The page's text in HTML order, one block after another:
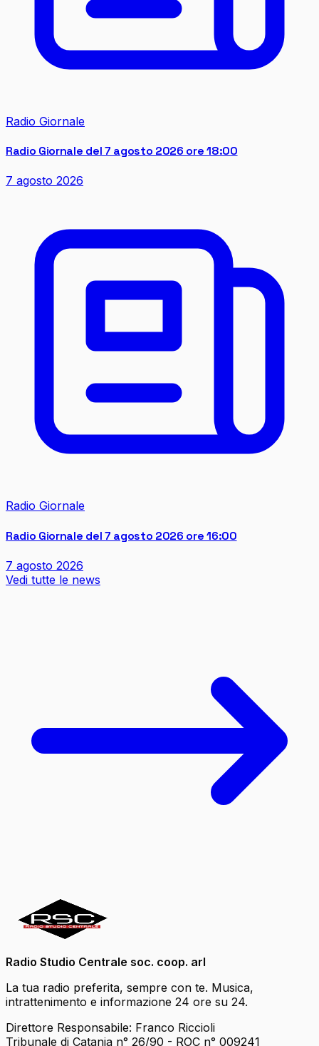
Radio Giornale
Radio Giornale del 7 agosto 2026 ore 18:00
7 agosto 2026
Radio Giornale
Radio Giornale del 7 agosto 2026 ore 16:00
7 agosto 2026
Vedi tutte le news
Radio Studio Centrale soc. coop. arl
La tua radio preferita, sempre con te. Musica,
intrattenimento e informazione 24 ore su 24.
Direttore Responsabile: Franco Riccioli
Tribunale di Catania n° 26/90 - ROC n° 009241